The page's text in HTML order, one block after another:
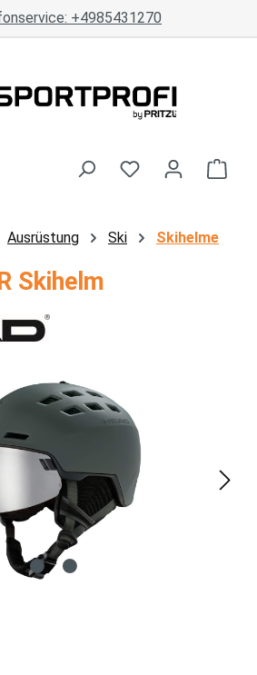
+4985431270
Ausrüstung Ski Skihelme
Skihelm